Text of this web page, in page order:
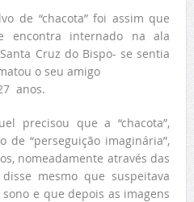
de “chacota” foi assim que
encontra internado na ala
Cruz do Bispo- se sentia
o seu amigo
anos.
precisou que a “chacota”,
de “perseguição imaginária”,
nomeadamente através das
mesmo que suspeitava
e que depois as imagens